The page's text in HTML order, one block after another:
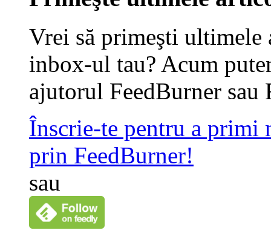
Vrei să primeşti
inbox-ul tau? Acum
ajutorul FeedBurner sau
Înscrie-te pentru a primi
prin FeedBurner!
sau